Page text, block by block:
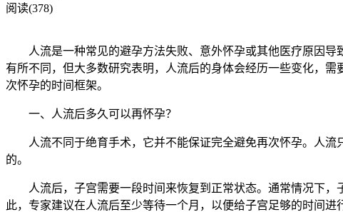
阅读(378)
人流是一种常见的避孕方法失败、意外怀孕或其他医疗原因导
有所不同，但大多数研究表明，人流后的身体会经历一些变化，
次怀孕的时间框架。
一、人流后多久可以再怀孕？
人流不同于绝育手术，它并不能保证完全避免再次怀孕。人流
的。
人流后，子宫需要一段时间来恢复到正常状态。通常情况下，
此，专家建议在人流后至少等待一个月，以便给子宫足够的时间进